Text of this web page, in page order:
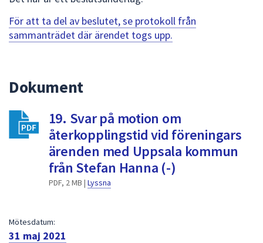
att
navigera
mellan
välja
något
av
dem.
För att ta del av beslutet, se protokoll från
sammanträdet där ärendet togs upp.
Dokument
19. Svar på motion om
återkopplingstid vid föreningars
ärenden med Uppsala kommun
från Stefan Hanna (-)
PDF, 2 MB | Lyssna
Mötesdatum:
31 maj 2021